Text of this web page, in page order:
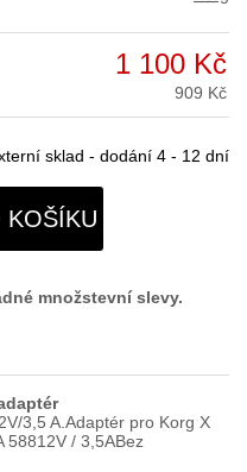
1 100 Kč
909 Kč
sklad - dodání 4 - 12 dní
KOŠÍKU
množstevní slevy.
3,5 A.Adaptér pro Korg X
58812V / 3,5ABez